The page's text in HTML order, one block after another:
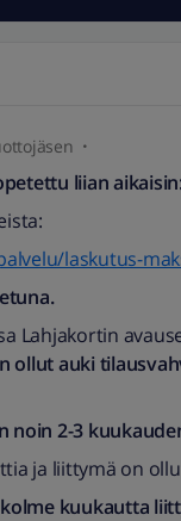
liian
laskutus-
Lahjakortin
ollut auki
noin 2-3
ja liittymä on
kuukautta